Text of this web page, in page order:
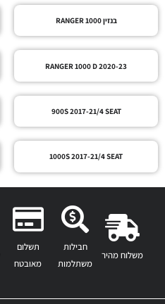
בנזין RANGER 1000
RANGER 1000 D 2020-23
900S 2017-21/4 SEAT
1000S 2017-21/4 SEAT
משלוח מהיר
חבילות
משתלמות
תשלום
מאובטח